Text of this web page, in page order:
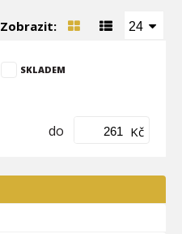
Zobrazit: 24
SKLADEM
do Kč